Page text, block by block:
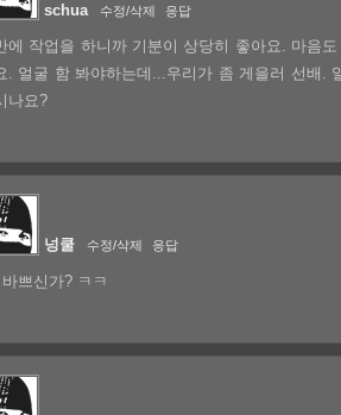
schua 수정/삭제 응답
에 작업을 하니까 기분이 상당히 좋아요. 마음
. 얼굴 함 봐야하는데...우리가 좀 게을러 선배.
나요?
넝쿨 수정/삭제 응답
쁘신가? ㅋㅋ